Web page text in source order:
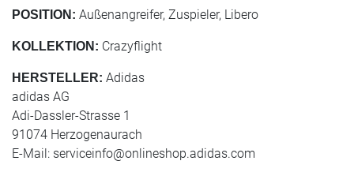
POSITION: Außenangreifer, Zuspieler, Libero
KOLLEKTION: Crazyflight
HERSTELLER: Adidas
adidas AG
Adi-Dassler-Strasse 1
91074 Herzogenaurach
E-Mail: serviceinfo@onlineshop.adidas.com